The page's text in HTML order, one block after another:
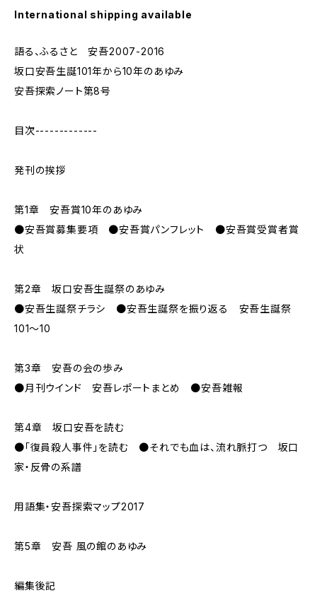
International shipping available
語る、ふるさと 安吾2007-2016
坂口安吾生誕101年から10年のあゆみ
安吾探索ノート第8号
目次-------------
発刊の挨拶
第1章 安吾賞10年のあゆみ
●安吾賞募集要項 ●安吾賞パンフレット ●安吾賞受賞者賞
状
第2章 坂口安吾生誕祭のあゆみ
●安吾生誕祭チラシ ●安吾生誕祭を振り返る 安吾生誕祭
101～10
第3章 安吾の会の歩み
●月刊ウインド 安吾レポートまとめ ●安吾雑報
第4章 坂口安吾を読む
●「復員殺人事件」を読む ●それでも血は、流れ脈打つ 坂口
家・反骨の系譜
用語集・安吾探索マップ2017
第5章 安吾 風の館のあゆみ
編集後記